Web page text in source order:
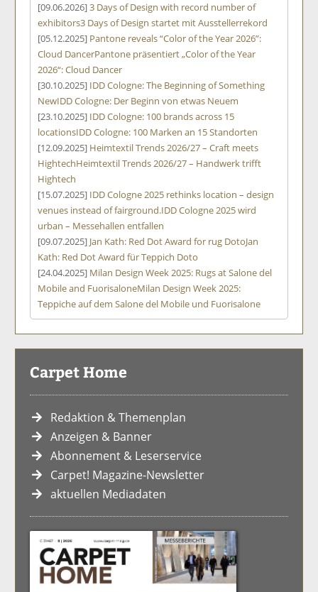
[09.06.2026]3 Days of Design with record number of
exhibitors3 Days of Design startet mit Ausstellerrekord
[05.12.2025] Pantone reveals “Color of the Year 2026”:
Cloud DancerPantone präsentiert „Color of the Year
2026“: Cloud Dancer
[30.10.2025] IDD Cologne: The Beginning of Something
NewIDD Cologne: Der Beginn von etwas Neuem
[23.10.2025] IDD Cologne: 100 brands across 15
locationsIDD Cologne: 100 Marken an 15 Standorten
[12.09.2025] Heimtextil Trends 2026/27 – Craft meets
HightechHeimtextil Trends 2026/27 – Handwerk trifft
Hightech
[15.07.2025] IDD Cologne 2025 rethinks location – design
venues instead of fairground.IDD Cologne 2025 wird
urban – Messehallen entfallen
[09.07.2025] Jan Kath: Red Dot Award for rug DotoJan
Kath: Red Dot Award für Teppich Doto
[24.04.2025] Milan Design Week 2025: Rugs at Salone del
Mobile and FuorisaloneMilan Design Week 2025:
Teppiche auf dem Salone del Mobile und Fuorisalone
Carpet Home
Redaktion & Themenplan
Anzeigen & Banner
Abonnement & Leserservice
Carpet! Magazine-Newsletter
aktuellen Mediadaten